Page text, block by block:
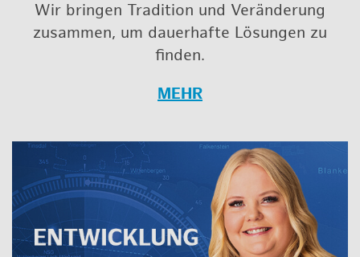
Wir brin­gen Tra­di­ti­on und Ver­än­de­rung
zu­sam­men, um dau­er­haf­te Lö­sun­gen zu
fin­den.
MEHR